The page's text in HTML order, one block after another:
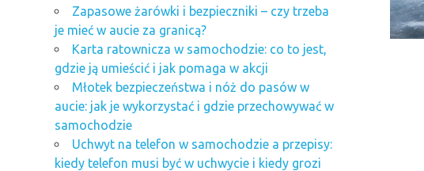
Zapasowe żarówki i bezpieczniki – czy trzeba
je mieć w aucie za granicą?
Karta ratownicza w samochodzie: co to jest,
gdzie ją umieścić i jak pomaga w akcji
Młotek bezpieczeństwa i nóż do pasów w
aucie: jak je wykorzystać i gdzie przechowywać w
samochodzie
Uchwyt na telefon w samochodzie a przepisy:
kiedy telefon musi być w uchwycie i kiedy grozi